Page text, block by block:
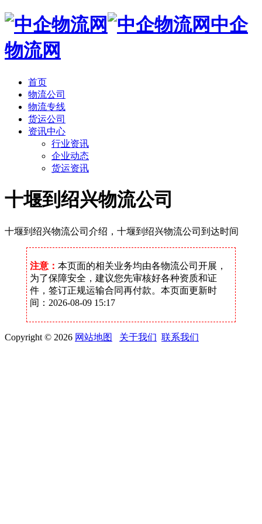
中企
物流网
首页
物流公司
物流专线
货运公司
资讯中心
行业资讯
企业动态
货运资讯
十堰到绍兴物流公司
十堰到绍兴物流公司介绍，十堰到绍兴物流公司到达时间
注意：本页面的相关业务均由各物流公司开展，
为了保障安全，建议您先审核好各种资质和证
件，签订正规运输合同再付款。本页面更新时
间：2026-08-09 15:17
Copyright © 2026 网站地图 关于我们 联系我们